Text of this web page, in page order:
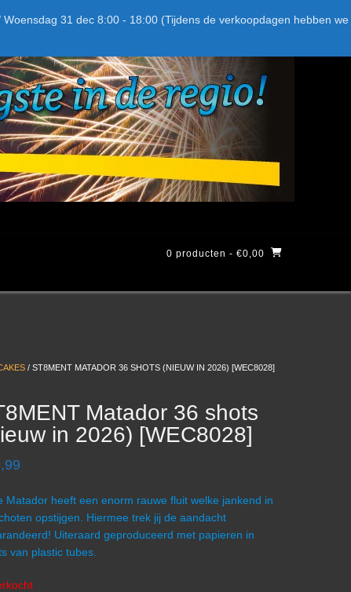
31 dec 8:00 - 18:00 (Tijdens de verkoopdagen hebben we
0 producten - €0,00
/ ST8MENT MATADOR 36 SHOTS (NIEUW IN 2026) [WEC8028]
Matador 36 shots
in 2026) [WEC8028]
Matador heeft een enorm rauwe fluit welke jankend in
opstijgen. Hiermee trek jij de aandacht
Uiteraard geproduceerd met papieren in
van plastic tubes.